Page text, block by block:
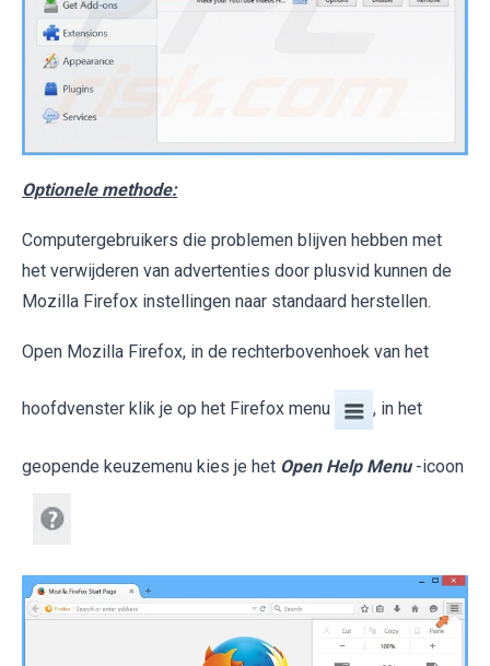
Optionele methode:
Computergebruikers die problemen blijven hebben met
het verwijderen van advertenties door plusvid kunnen de
Mozilla Firefox instellingen naar standaard herstellen.
Open Mozilla Firefox, in de rechterbovenhoek van het
hoofdvenster klik je op het Firefox menu , in het
geopende keuzemenu kies je het Open Help Menu -icoon